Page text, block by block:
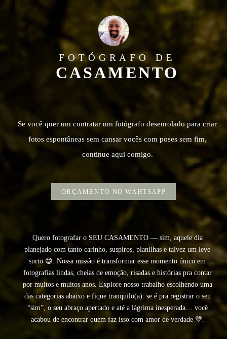
FOTÓGRAFO DE
CASAMENTO
Se você quer um contratar um fotógrafo desenrolado para criar
fotos espontâneas sem cansar vocês com poses sem fim,
continue aqui comigo.
ORÇAMENTO NO WAHTSAPP
Quero fotografar o SEU CASAMENTO — sim, aquele dia
planejado com tanto carinho, suspiros, planilhas e talvez um leve
surto 😄. Nossa missão é transformar esse momento único em
fotografias lindas, cheias de emoção, risadas e histórias pra contar
por muitos e muitos anos. Explore nosso trabalho escolhendo uma
das categorias abaixo e fique tranquilo(a): se é pra registrar o seu
“sim”, o seu abraço apertado e até a lágrima inesperada… você
acabou de encontrar quem faz isso com amor de verdade 💛.